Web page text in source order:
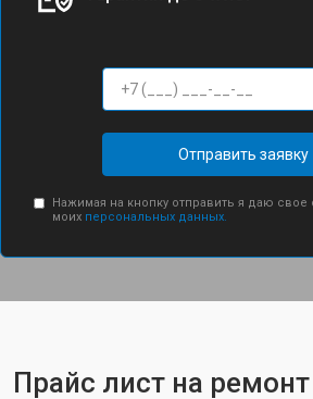
Отправить заявку
Нажимая на кнопку отправить я даю свое
моих персональных данных.
Прайс лист на ремонт